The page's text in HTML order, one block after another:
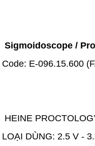
Sigmoidoscope /
Code: E-096.15.600
HEINE
LOẠI DÙNG: 2.5 V -